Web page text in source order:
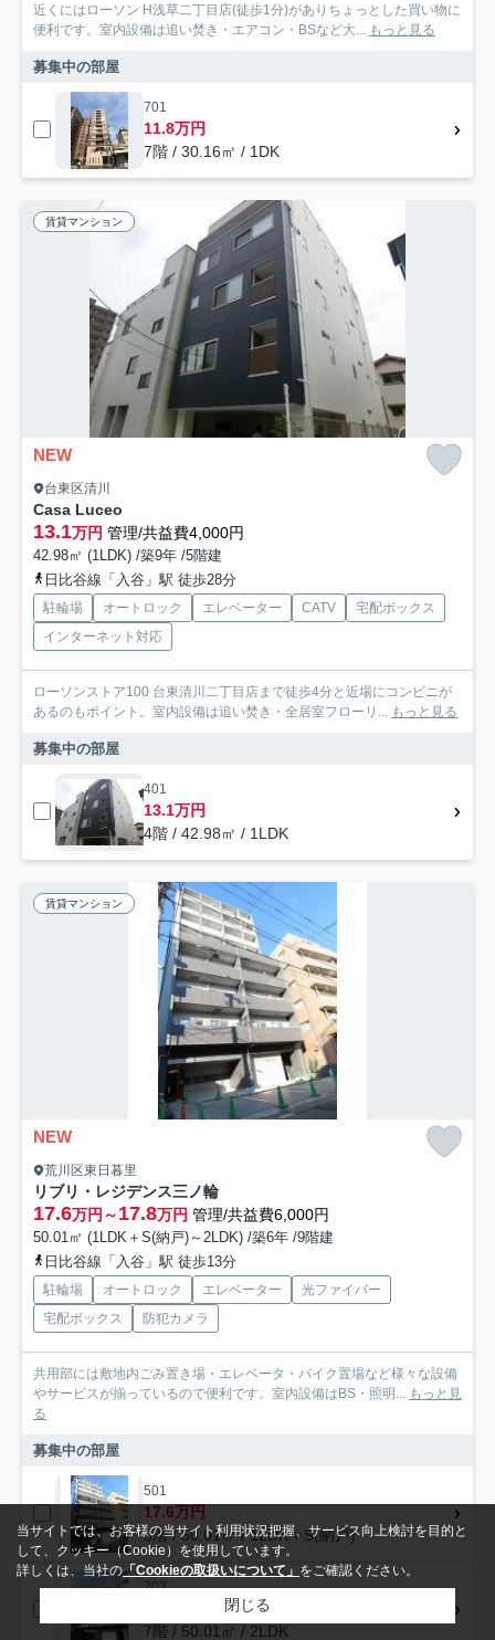
近くにはローソン H浅草二丁目店(徒歩1分)がありちょっとした買い物に
便利です。室内設備は追い焚き・エアコン・BSなど大...
もっと見る
募集中の部屋
701
11.8万円
7階 / 30.16㎡ / 1DK
賃貸マンション
NEW
台東区清川
Casa Luceo
13.1万円 管理/共益費4,000円
42.98㎡ (1LDK) /築9年 /5階建
日比谷線「入谷」駅 徒歩28分
駐輪場 オートロック エレベーター CATV
宅配ボックス
インターネット対応
ローソンストア100 台東清川二丁目店まで徒歩4分と近場にコンビニが
あるのもポイント。室内設備は追い焚き・全居室フローリ...
もっと見る
募集中の部屋
401
13.1万円
4階 / 42.98㎡ / 1LDK
賃貸マンション
NEW
荒川区東日暮里
リブリ・レジデンス三ノ輪
17.6万円～17.8万円 管理/共益費6,000円
50.01㎡ (1LDK＋S(納戸)～2LDK) /築6年 /9階建
日比谷線「入谷」駅 徒歩13分
駐輪場 オートロック エレベーター
光ファイバー
宅配ボックス
防犯カメラ
共用部には敷地内ごみ置き場・エレベータ・バイク置場など様々な設備
やサービスが揃っているので便利です。室内設備はBS・照明...
もっと見
る
募集中の部屋
501
17.6万円
5階 / 50.01㎡ / 1LDK＋S(納戸)
702
7階 / 50.01㎡ / 2LDK
当サイトでは、お客様の当サイト利用状況把握、サービス向上検討を目的と
して、クッキー（Cookie）を使用しています。
詳しくは、当社の「Cookieの取扱いについて」 をご確認ください。
閉じる